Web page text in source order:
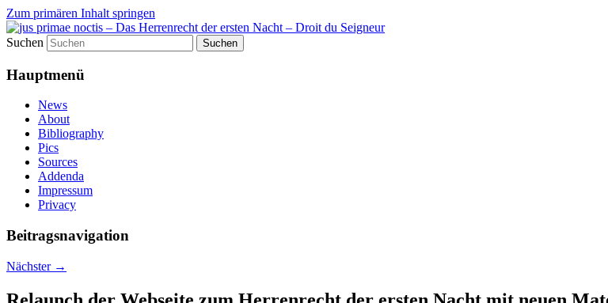
Zum primären Inhalt springen
jus primae noctis – Das Herrenrecht der ersten Nacht –
Eine weitere digihum – Digital Humanities Blog Websites Website
Suchen
Hauptmenü
News
About
Bibliography
Pics
Sources
Addenda
Impressum
Privacy
Beitragsnavigation
Nächster →